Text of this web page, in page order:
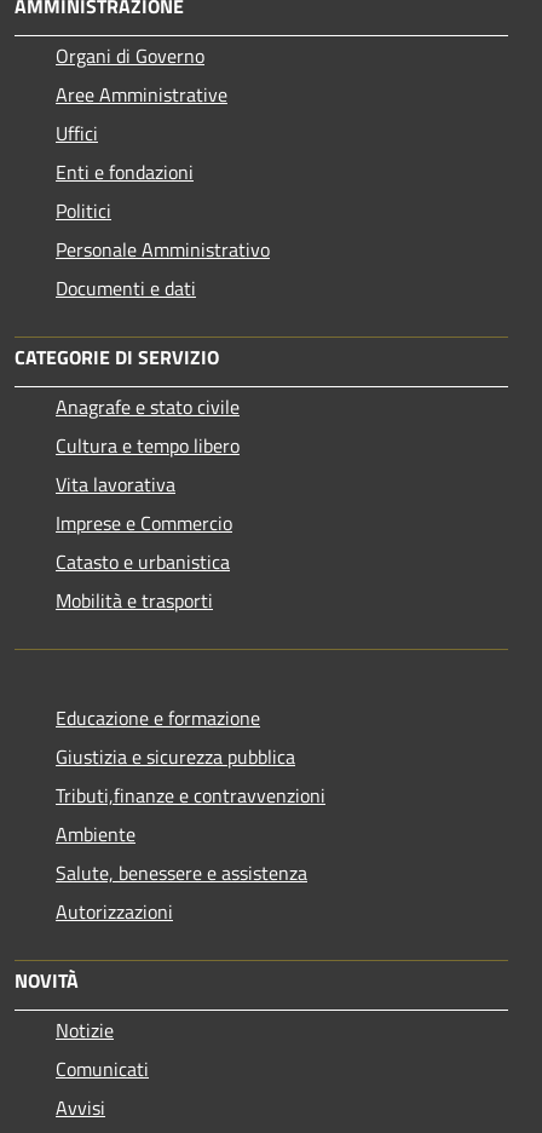
Organi di Governo
Aree Amministrative
Uffici
Enti e fondazioni
Politici
Personale Amministrativo
Documenti e dati
CATEGORIE DI SERVIZIO
Anagrafe e stato civile
Cultura e tempo libero
Vita lavorativa
Imprese e Commercio
Catasto e urbanistica
Mobilità e trasporti
Educazione e formazione
Giustizia e sicurezza pubblica
Tributi,finanze e contravvenzioni
Ambiente
Salute, benessere e assistenza
Autorizzazioni
NOVITÀ
Notizie
Comunicati
Avvisi